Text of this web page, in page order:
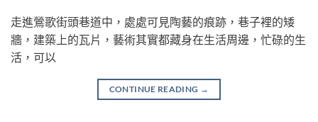
走進鶯歌街頭巷道中，處處可見陶藝的痕跡，巷子裡的矮
牆，建築上的瓦片，藝術其實都藏身在生活周邊，忙碌的生
活，可以
CONTINUE READING →